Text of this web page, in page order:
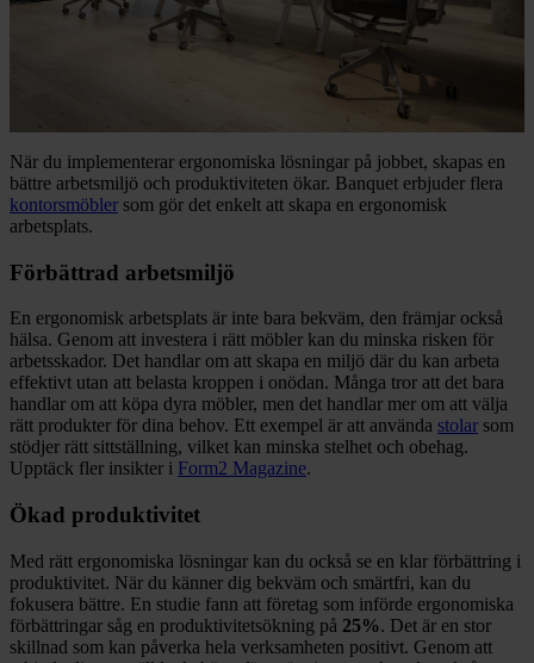
När du implementerar ergonomiska lösningar på jobbet, skapas en
bättre arbetsmiljö och produktiviteten ökar. Banquet erbjuder flera
kontorsmöbler som gör det enkelt att skapa en ergonomisk
arbetsplats.
Förbättrad arbetsmiljö
En ergonomisk arbetsplats är inte bara bekväm, den främjar också
hälsa. Genom att investera i rätt möbler kan du minska risken för
arbetsskador. Det handlar om att skapa en miljö där du kan arbeta
effektivt utan att belasta kroppen i onödan. Många tror att det bara
handlar om att köpa dyra möbler, men det handlar mer om att välja
rätt produkter för dina behov. Ett exempel är att använda stolar som
stödjer rätt sittställning, vilket kan minska stelhet och obehag.
Upptäck fler insikter i Form2 Magazine.
Ökad produktivitet
Med rätt ergonomiska lösningar kan du också se en klar förbättring i
produktivitet. När du känner dig bekväm och smärtfri, kan du
fokusera bättre. En studie fann att företag som införde ergonomiska
förbättringar såg en produktivitetsökning på 25%. Det är en stor
skillnad som kan påverka hela verksamheten positivt. Genom att